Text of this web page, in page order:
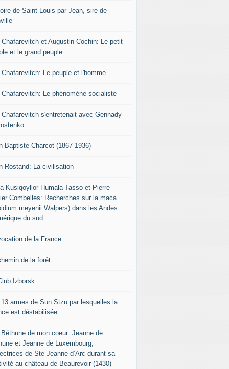
de Saint Louis par Jean, sire de
Chafarevitch et Augustin Cochin: Le petit
et le grand peuple
Chafarevitch: Le peuple et l'homme
Chafarevitch: Le phénomène socialiste
Chafarevitch s'entretenait avec Gennady
Baptiste Charcot (1867-1936)
Rostand: La civilisation
Kusiqoyllor Humala-Tasso et Pierre-
Combelles: Recherches sur la maca
meyenii Walpers) dans les Andes
du sud
de la France
de la forêt
Izborsk
13 armes de Sun Stzu par lesquelles la
est déstabilisée
de mon coeur: Jeanne de
et Jeanne de Luxembourg,
de Ste Jeanne d’Arc durant sa
au château de Beaurevoir (1430)